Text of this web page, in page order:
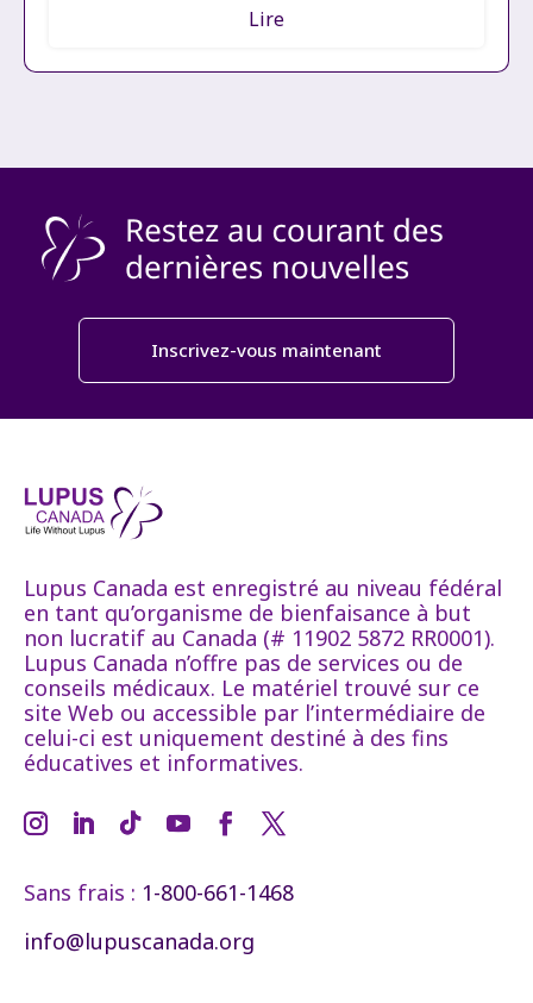
Lire
Inscrivez-vous maintenant
Lupus Canada est enregistré au niveau fédéral
en tant qu’organisme de bienfaisance à but
non lucratif au Canada (# 11902 5872 RR0001).
Lupus Canada n’offre pas de services ou de
conseils médicaux. Le matériel trouvé sur ce
site Web ou accessible par l’intermédiaire de
celui-ci est uniquement destiné à des fins
éducatives et informatives.
Sans frais : 1-800-661-1468
info@lupuscanada.org